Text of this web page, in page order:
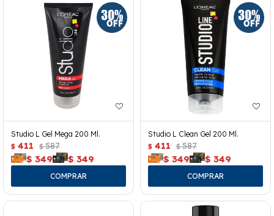
Studio L Gel Mega 200 Ml.
$ 411 $ 587
$ 349 $ 349
Studio L Clean Gel 200 Ml.
$ 411 $ 587
$ 349 $ 349